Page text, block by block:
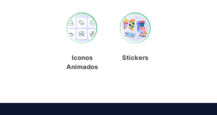
Iconos
Animados
Stickers